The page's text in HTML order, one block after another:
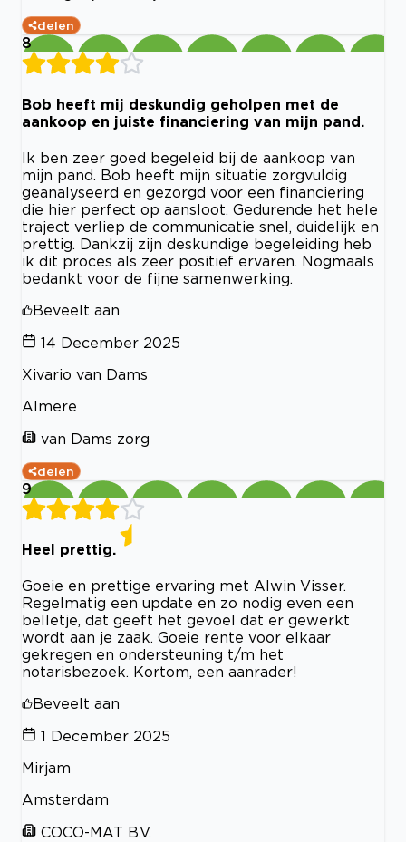
delen
8
Bob heeft mij deskundig geholpen met de
aankoop en juiste financiering van mijn pand.
Ik ben zeer goed begeleid bij de aankoop van
mijn pand. Bob heeft mijn situatie zorgvuldig
geanalyseerd en gezorgd voor een financiering
die hier perfect op aansloot. Gedurende het hele
traject verliep de communicatie snel, duidelijk en
prettig. Dankzij zijn deskundige begeleiding heb
ik dit proces als zeer positief ervaren. Nogmaals
bedankt voor de fijne samenwerking.
Beveelt aan
14 December 2025
Xivario van Dams
Almere
van Dams zorg
delen
9
Heel prettig.
Goeie en prettige ervaring met Alwin Visser.
Regelmatig een update en zo nodig even een
belletje, dat geeft het gevoel dat er gewerkt
wordt aan je zaak. Goeie rente voor elkaar
gekregen en ondersteuning t/m het
notarisbezoek. Kortom, een aanrader!
Beveelt aan
1 December 2025
Mirjam
Amsterdam
COCO-MAT B.V.